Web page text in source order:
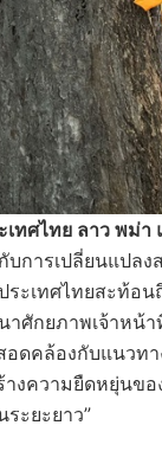
ทศไทย ลาว พม่า
การเปลี่ยนแป
ะเทศไทยสะท้อ
ศักยภาพเจ้าหน้
ดคล้องกับแนวท
งความยืดหยุ่นข
ะยะยาว”